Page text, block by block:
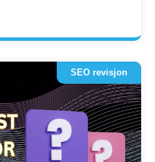
SEO revisjon